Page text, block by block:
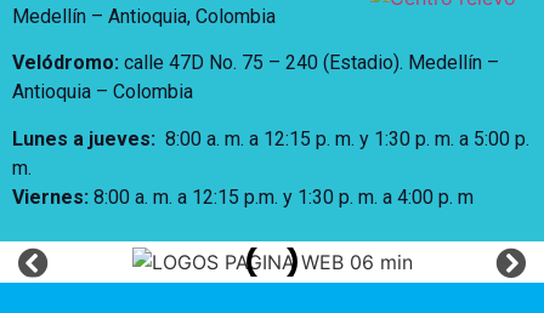
Medellín – Antioquia, Colombia
Velódromo: calle 47D No. 75 – 240 (Estadio). Medellín –
Antioquia – Colombia
Lunes a jueves: 8:00 a. m. a 12:15 p. m. y 1:30 p. m. a 5:00 p.
m.
Viernes: 8:00 a. m. a 12:15 p.m. y 1:30 p. m. a 4:00 p. m